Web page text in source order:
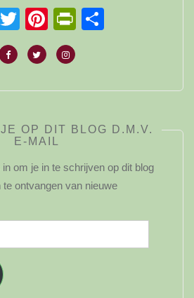
Facebook
TwitterPinterest
OP DIT BLOG D.M.V.
E-MAIL
om je in te schrijven op dit blog
ontvangen van nieuwe